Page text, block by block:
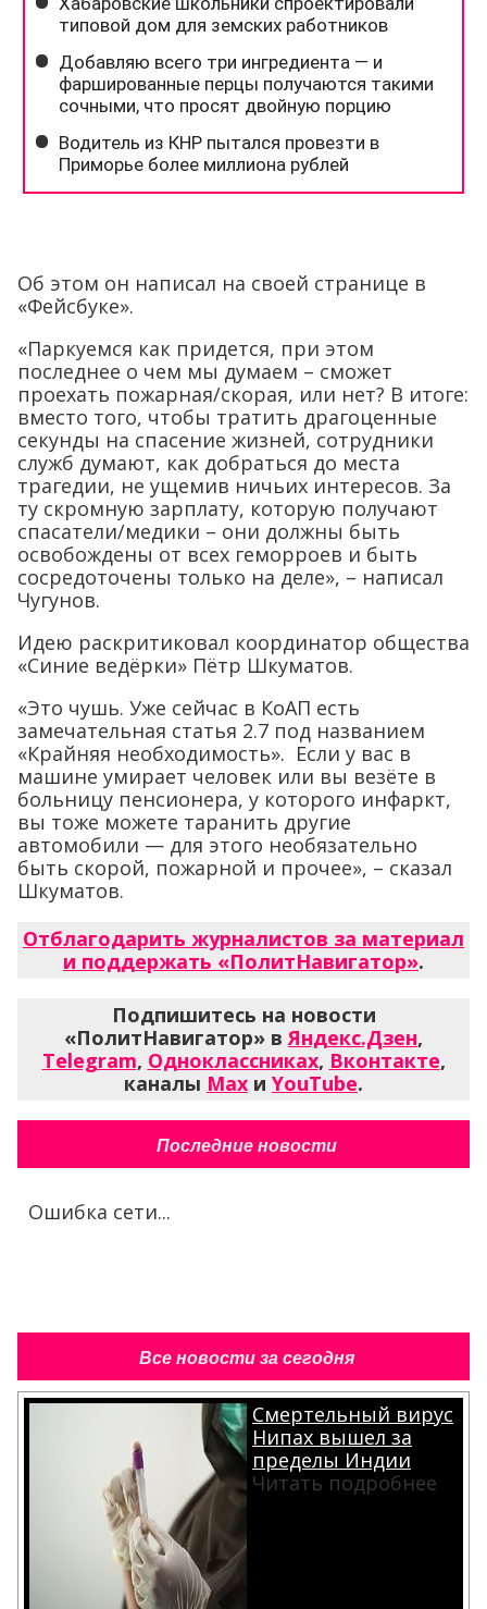
Об этом он написал на своей странице в
«Фейсбуке».
«Паркуемся как придется, при этом
последнее о чем мы думаем – сможет
проехать пожарная/скорая, или нет? В итоге:
вместо того, чтобы тратить драгоценные
секунды на спасение жизней, сотрудники
служб думают, как добраться до места
трагедии, не ущемив ничьих интересов. За
ту скромную зарплату, которую получают
спасатели/медики – они должны быть
освобождены от всех геморроев и быть
сосредоточены только на деле», – написал
Чугунов.
Идею раскритиковал координатор общества
«Синие ведёрки» Пётр Шкуматов.
«Это чушь. Уже сейчас в КоАП есть
замечательная статья 2.7 под названием
«Крайняя необходимость». Если у вас в
машине умирает человек или вы везёте в
больницу пенсионера, у которого инфаркт,
вы тоже можете таранить другие
автомобили — для этого необязательно
быть скорой, пожарной и прочее», – сказал
Шкуматов.
Отблагодарить журналистов за материал
и поддержать «ПолитНавигатор».
Подпишитесь на новости
«ПолитНавигатор» вЯндекс.Дзен,
Telegram, Одноклассниках, Вконтакте,
каналы Max и YouTube.
Последние новости
Ошибка сети...
Все новости за сегодня
Смертельный вирус
Нипах вышел за
пределы Индии
Читать подробнее